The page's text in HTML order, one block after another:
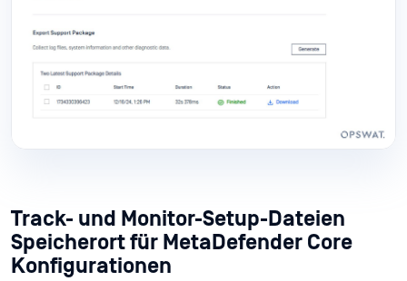
Track- und Monitor-Setup-Dateien
Speicherort für MetaDefender Core
Konfigurationen